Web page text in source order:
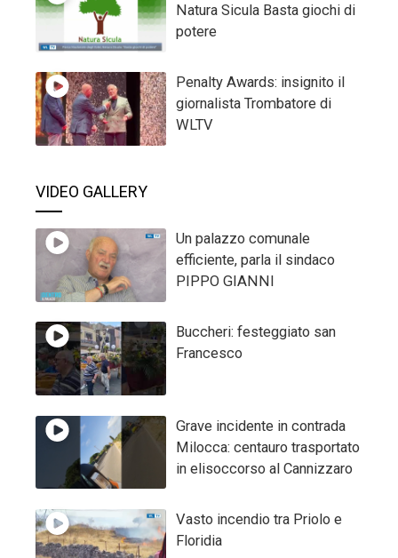
Natura Sicula Basta giochi di
potere
Penalty Awards: insignito il
giornalista Trombatore di
WLTV
VIDEO GALLERY
Un palazzo comunale
efficiente, parla il sindaco
PIPPO GIANNI
Buccheri: festeggiato san
Francesco
Grave incidente in contrada
Milocca: centauro trasportato
in elisoccorso al Cannizzaro
Vasto incendio tra Priolo e
Floridia